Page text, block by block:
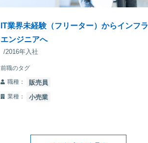
IT業界未経験（フリーター）からインフラ
エンジニアへ
/2016年入社
前職のタグ
職種：
販売員
業種： 小売業